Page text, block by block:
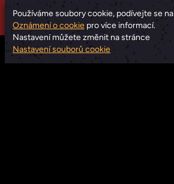
Používáme soubory cookie, podívejte se na
Oznámení o cookie pro více informací.
Nastavení můžete změnit na stránce
Nastavení souborů cookie